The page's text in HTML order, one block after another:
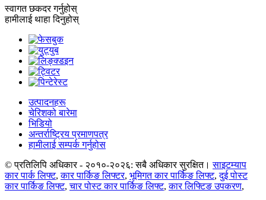
स्वागत छकदर गर्नुहोस्
हामीलाई थाहा दिनुहोस्
उत्पादनहरू
चेरिशको बारेमा
भिडियो
अन्तर्राष्ट्रिय प्रमाणपत्र
हामीलाई सम्पर्क गर्नुहोस
© प्रतिलिपि अधिकार - २०१०-२०२६: सबै अधिकार सुरक्षित। साइटम्याप
कार पार्क लिफ्ट,कार पार्किङ लिफ्टर, भूमिगत कार पार्किङ लिफ्ट,दुई पोस्ट
कार पार्किङ लिफ्ट,चार पोस्ट कार पार्किङ लिफ्ट,कार लिफ्टिङ उपकरण,